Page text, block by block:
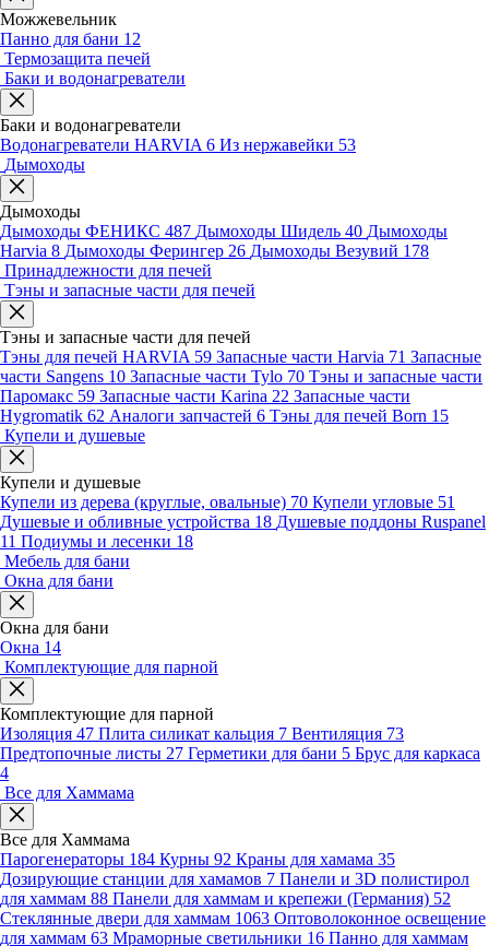
Можжевельник
Панно для бани 12
Термозащита печей
Баки и водонагреватели
Баки и водонагреватели
Водонагреватели HARVIA 6 Из нержавейки 53
Дымоходы
Дымоходы
Дымоходы ФЕНИКС 487 Дымоходы Шидель 40 Дымоходы
Harvia 8 Дымоходы Ферингер 26 Дымоходы Везувий 178
Принадлежности для печей
Тэны и запасные части для печей
Тэны и запасные части для печей
Тэны для печей HARVIA 59 Запасные части Harvia 71 Запасные
части Sangens 10 Запасные части Tylo 70 Тэны и запасные части
Паромакс 59 Запасные части Karina 22 Запасные части
Hygromatik 62 Аналоги запчастей 6 Тэны для печей Born 15
Купели и душевые
Купели и душевые
Купели из дерева (круглые, овальные) 70 Купели угловые 51
Душевые и обливные устройства 18 Душевые поддоны Ruspanel
11 Подиумы и лесенки 18
Мебель для бани
Окна для бани
Окна для бани
Окна 14
Комплектующие для парной
Комплектующие для парной
Изоляция 47 Плита силикат кальция 7 Вентиляция 73
Предтопочные листы 27 Герметики для бани 5 Брус для каркаса
4
Все для Хаммама
Все для Хаммама
Парогенераторы 184 Курны 92 Краны для хамама 35
Дозирующие станции для хамамов 7 Панели и 3D полистирол
для хаммам 88 Панели для хаммам и крепежи (Германия) 52
Стеклянные двери для хаммам 1063 Оптоволоконное освещение
для хаммам 63 Мраморные светильники 16 Панно для хаммам